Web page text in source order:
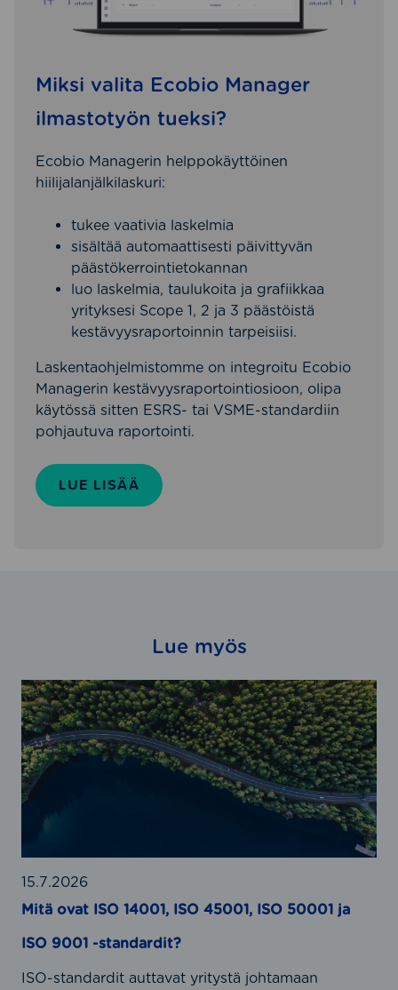
Miksi valita Ecobio Manager
ilmastotyön tueksi?
Ecobio Managerin helppokäyttöinen
hiilijalanjälkilaskuri:
tukee vaativia laskelmia
sisältää automaattisesti päivittyvän
päästökerrointietokannan
luo laskelmia, taulukoita ja grafiikkaa
yrityksesi Scope 1, 2 ja 3 päästöistä
kestävyysraportoinnin tarpeisiisi.
Laskentaohjelmistomme on integroitu Ecobio
Managerin kestävyysraportointiosioon, olipa
käytössä sitten ESRS- tai VSME-standardiin
pohjautuva raportointi.
LUE LISÄÄ
Lue myös
M
i
t
ä
o
v
I
S
O
4
15.7.2026
Mitä ovat ISO 14001, ISO 45001, ISO 50001 ja
ISO 9001 -standardit?
ISO-standardit auttavat yritystä johtamaan